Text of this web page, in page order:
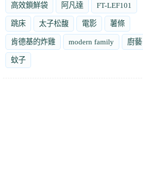
高效鎖鮮袋 阿凡達 FT-LEF101
跳床 太子松馥 電影 薯條
肯德基的炸雞 modern family 廚藝
蚊子